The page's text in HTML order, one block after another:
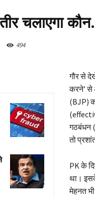
चलाएगा
494
गौर से
करने’ से
(BJP)
गठबंधन
तो
PK के
था।
मेहनत